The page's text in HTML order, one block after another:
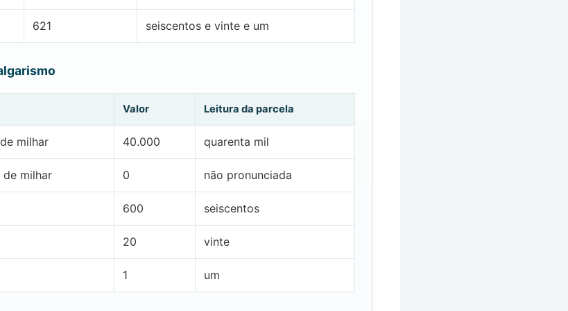
621 seiscentos e vinte e um
Valor Leitura da parcela
milhar 40.000 quarenta mil
de milhar 0 não pronunciada
600 seiscentos
20 vinte
1 um